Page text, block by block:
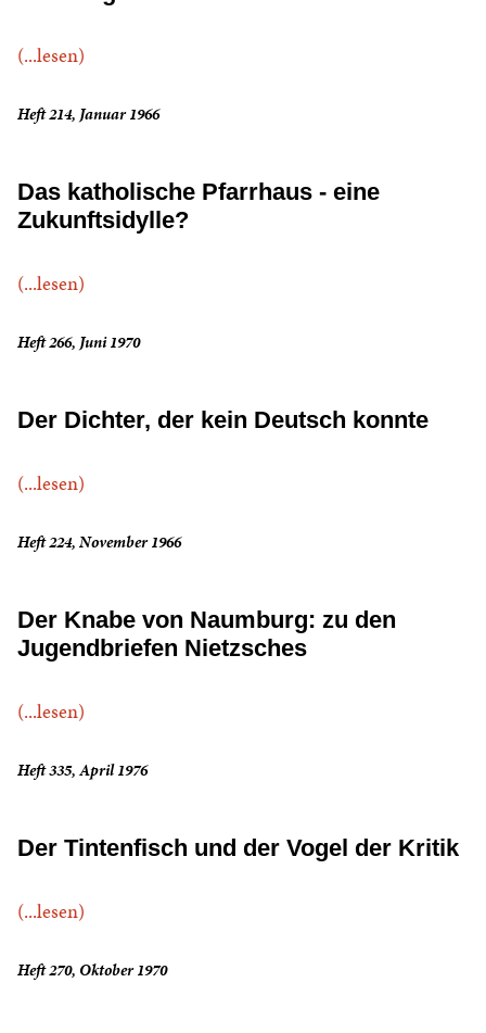
(...lesen)
Heft 214, Januar 1966
Das katholische Pfarrhaus - eine
Zukunftsidylle?
(...lesen)
Heft 266, Juni 1970
Der Dichter, der kein Deutsch konnte
(...lesen)
Heft 224, November 1966
Der Knabe von Naumburg: zu den
Jugendbriefen Nietzsches
(...lesen)
Heft 335, April 1976
Der Tintenfisch und der Vogel der Kritik
(...lesen)
Heft 270, Oktober 1970